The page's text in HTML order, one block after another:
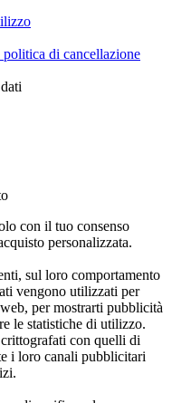
di cancellazione
con il tuo consenso
personalizzata.
sul loro comportamento
vengono utilizzati per
per mostrarti pubblicità
le statistiche di utilizzo.
con quelli di
i loro canali pubblicitari